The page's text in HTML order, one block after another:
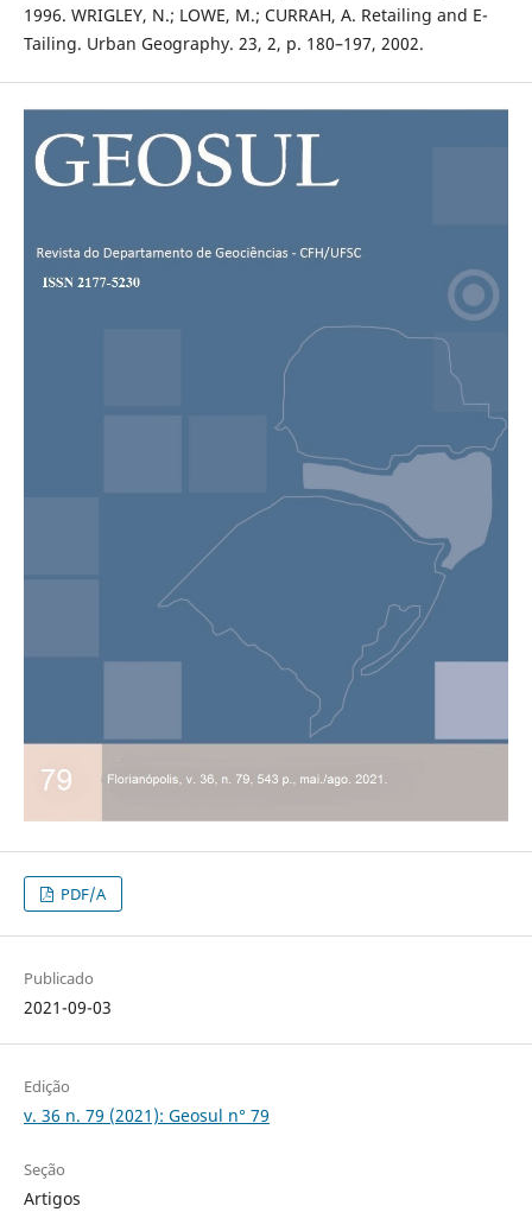
1996. WRIGLEY, N.; LOWE, M.; CURRAH, A. Retailing and E-
Tailing. Urban Geography. 23, 2, p. 180–197, 2002.
PDF/A
Publicado
2021-09-03
Edição
v. 36 n. 79 (2021): Geosul n° 79
Seção
Artigos